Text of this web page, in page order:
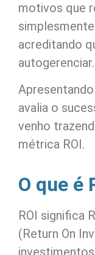
motivos que
acreditando
autogerenciar.
avalia o
venho
métrica ROI.
O que é
ROI significa
(Return On